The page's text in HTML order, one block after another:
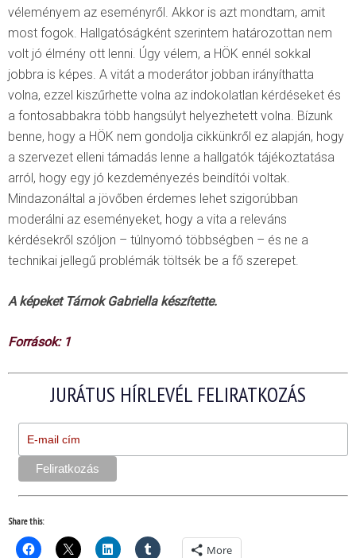
véleményem az eseményről. Akkor is azt mondtam, amit
most fogok. Hallgatóságként szerintem határozottan nem
volt jó élmény ott lenni. Úgy vélem, a HÖK ennél sokkal
jobbra is képes. A vitát a moderátor jobban irányíthatta
volna, ezzel kiszűrhette volna az indokolatlan kérdéseket és
a fontosabbakra több hangsúlyt helyezhetett volna. Bízunk
benne, hogy a HÖK nem gondolja cikkünkről ez alapján, hogy
a szervezet elleni támadás lenne a hallgatók tájékoztatása
arról, hogy egy jó kezdeményezés beindítói voltak.
Mindazonáltal a jövőben érdemes lehet szigorúbban
moderálni az eseményeket, hogy a vita a releváns
kérdésekről szóljon – túlnyomó többségben – és ne a
technikai jellegű problémák töltsék be a fő szerepet.
A képeket Tárnok Gabriella készítette.
Források: 1
JURÁTUS HÍRLEVÉL FELIRATKOZÁS
Share this:
More